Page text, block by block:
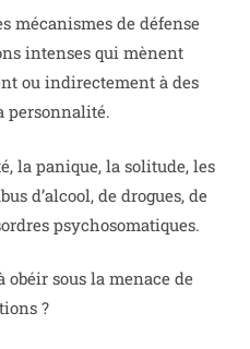
mécanismes de défense
intenses qui mènent
ou indirectement à des
personnalité.
la panique, la solitude, les
d’alcool, de drogues, de
psychosomatiques.
sous la menace de
?